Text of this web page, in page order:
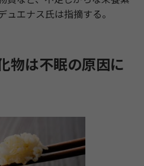
ュエナス氏は指摘する。
物は不眠の原因に